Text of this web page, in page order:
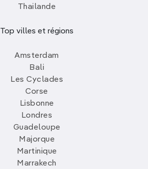
Thailande
Top villes et régions
Amsterdam
Bali
Les Cyclades
Corse
Lisbonne
Londres
Guadeloupe
Majorque
Martinique
Marrakech